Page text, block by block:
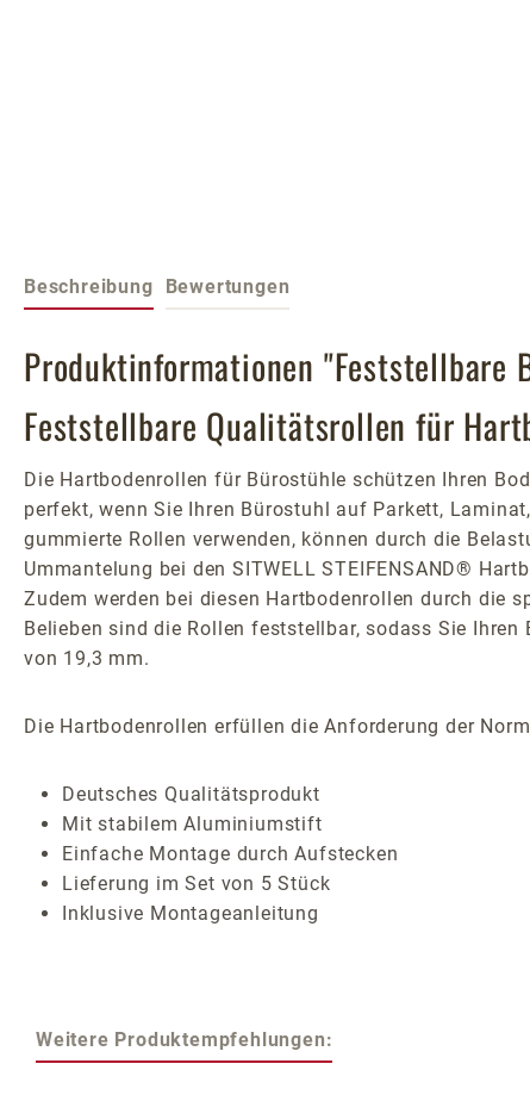
Beschreibung Bewertungen
Produktinformationen "Feststellbare
Feststellbare Qualitätsrollen für
Die Hartbodenrollen für Bürostühle schützen Ihren
perfekt, wenn Sie Ihren Bürostuhl auf Parkett,
gummierte Rollen verwenden, können durch die
Ummantelung bei den SITWELL STEIFENSAND®
Zudem werden bei diesen Hartbodenrollen durch die
Belieben sind die Rollen feststellbar, sodass Sie
von 19,3 mm.
Die Hartbodenrollen erfüllen die Anforderung der
Deutsches Qualitätsprodukt
Mit stabilem Aluminiumstift
Einfache Montage durch Aufstecken
Lieferung im Set von 5 Stück
Inklusive Montageanleitung
Weitere Produktempfehlungen: